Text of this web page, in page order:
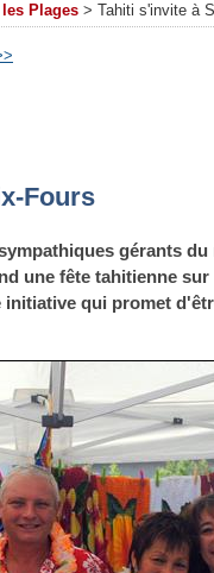
Plages > Tahiti s'invite à
Fours
gérants du
une fête tahitienne sur
initiative qui promet